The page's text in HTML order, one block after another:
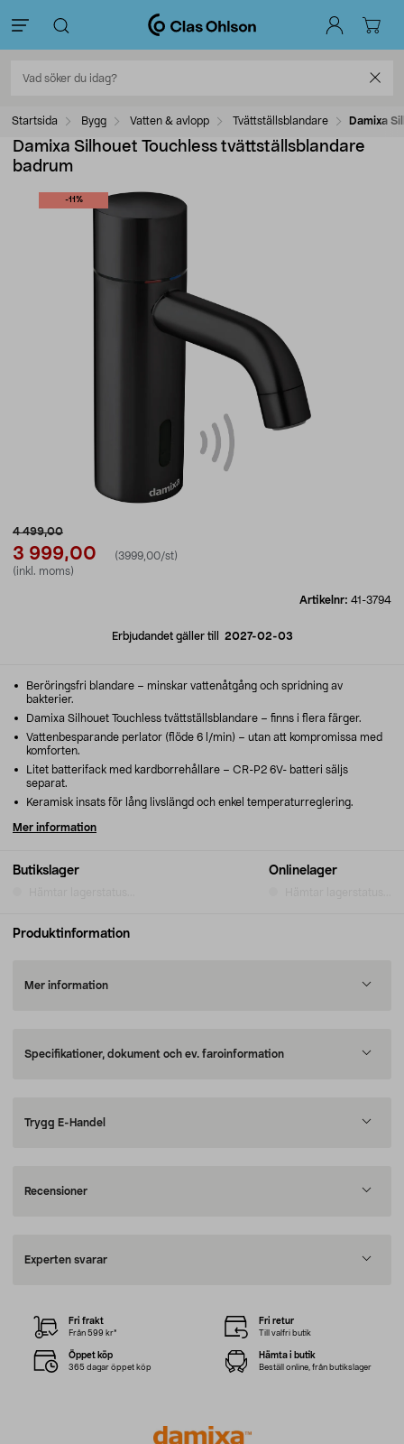
Startsida Bygg Vatten & avlopp Tvättställsblandare Damixa
Damixa Silhouet Touchless tvättställsblandare
badrum
-11%
4 499,00
3 999,00
(3999,00/st)
(inkl. moms)
Artikelnr: 41-3794
Erbjudandet gäller till 2027-02-03
Butikslager Onlinelager
Beröringsfri blandare – minskar vattenåtgång och spridning av
bakterier.
Damixa Silhouet Touchless tvättställsblandare – finns i flera färger.
Vattenbesparande perlator (flöde 6 l/min) – utan att kompromissa med
komforten.
Litet batterifack med kardborrehållare – CR-P2 6V- batteri säljs
separat.
Keramisk insats för lång livslängd och enkel temperaturreglering.
Mer information
Produktinformation
Mer information
Specifikationer, dokument och ev. faroinformation
Trygg E-Handel
Recensioner
Experten svarar
Fri frakt
Från 599 kr*
Fri retur
Till valfri butik
Öppet köp
365 dagar öppet köp
Hämta i butik
Beställ online, från butikslager